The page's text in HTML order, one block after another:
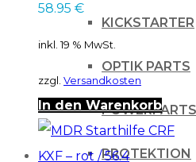
KICKSTARTER
OPTIK PARTS
POWERPARTS
PROTEKTION
58.95 €
inkl. 19 % MwSt.
zzgl. Versandkosten
In den Warenkorb